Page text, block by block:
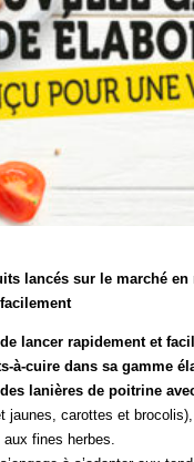
lancés sur le marché
lancer rapidement et
à-cuire dans sa gamme
lanières de poitrine
jaunes, carottes et
fines herbes.